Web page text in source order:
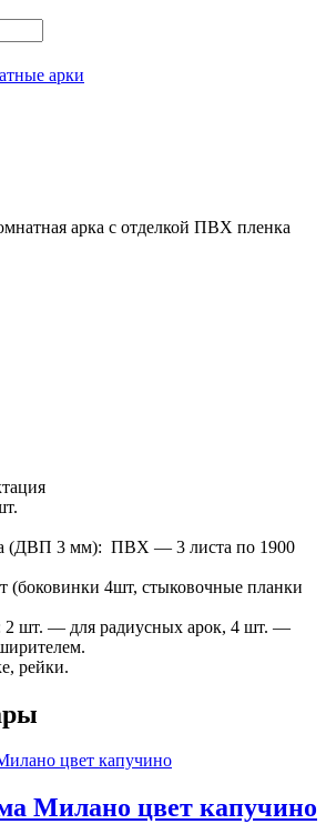
арки
арка с отделкой ПВХ пленка
(ДВП 3 мм): ПВХ — 3 листа по 1900
4шт, стыковочные планки
2 шт. — для радиусных арок, 4 шт. —
рейки.
Милано цвет капучино